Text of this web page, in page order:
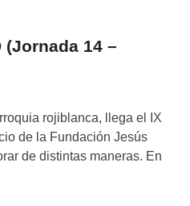
(Jornada 14 –
rojiblanca, llega el IX
de la Fundación Jesús
de distintas maneras. En